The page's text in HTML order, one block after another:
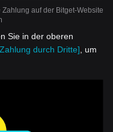
auf der Bitget-Website
Sie in der oberen
durch Dritte], um